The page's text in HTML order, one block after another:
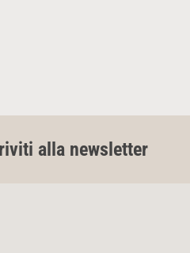
alla newsletter